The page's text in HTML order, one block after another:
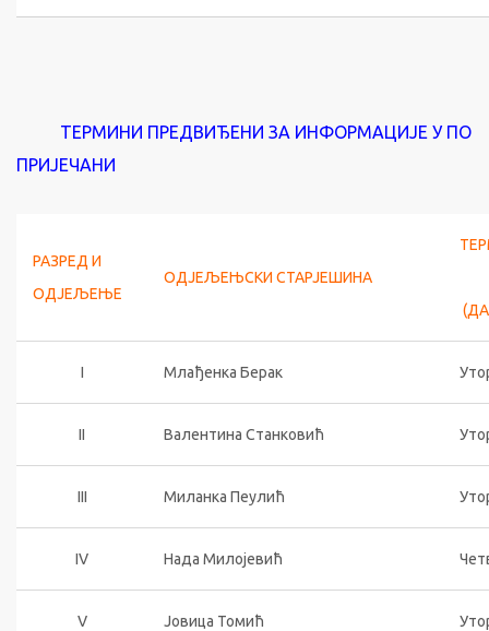
ТЕРМИНИ ПРЕДВИЂЕНИ ЗА ИНФОРМАЦИЈЕ У ПО
ПРИЈЕЧАНИ
РАЗРЕД И
ОДЈЕЉЕЊЕ
ОДЈЕЉЕЊСКИ СТАРЈЕШИНА
I Млађенка Берак
II Валентина Станковић
III Миланка Пеулић
IV Нада Милојевић
V Јовица Томић